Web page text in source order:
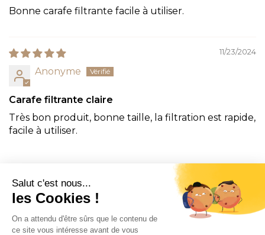
Bonne carafe filtrante facile à utiliser.
11/23/2024
Anonyme
Carafe filtrante claire
Très bon produit, bonne taille, la filtration est rapide,
facile à utiliser.
CONTACT
INFORMATION